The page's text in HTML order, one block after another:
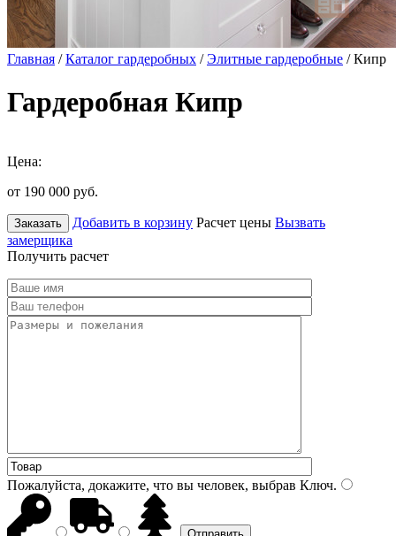
Главная /Каталог гардеробных /Элитные гардеробные / Кипр
Гардеробная Кипр
Цена:
от 190 000 руб.
Заказать Добавить в корзину Расчет цены Вызвать
замерщика
Получить расчет
Пожалуйста, докажите, что вы человек, выбрав Ключ.